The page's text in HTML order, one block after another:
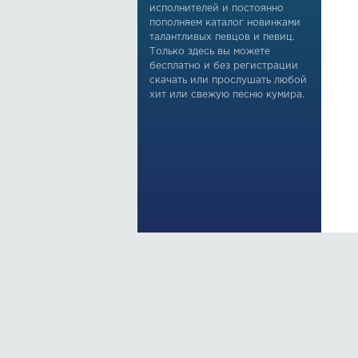
исполнителей и постоянно
пополняем каталог новинками
талантливых певцов и певиц.
Только здесь вы можете
бесплатно и без регистрации
скачать или прослушать любой
хит или свежую песню кумира.